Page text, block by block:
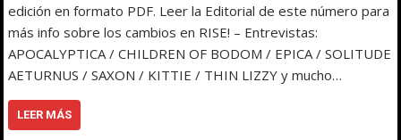
edición en formato PDF. Leer la Editorial de este número para
más info sobre los cambios en RISE! – Entrevistas:
APOCALYPTICA / CHILDREN OF BODOM / EPICA / SOLITUDE
AETURNUS / SAXON / KITTIE / THIN LIZZY y mucho…
LEER MÁS